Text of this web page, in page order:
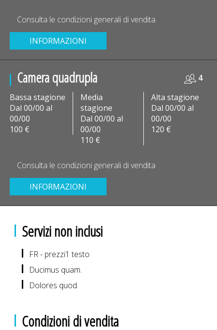
Consulta le condizioni generali di vendita
INFORMAZIONI
Camera quadrupla
4
Bassa stagione
Dal 00/00 al
00/00
100 €
Media
stagione
Dal 00/00 al
00/00
110 €
Alta stagione
Dal 00/00 al
00/00
120 €
Consulta le condizioni generali di vendita
INFORMAZIONI
Servizi non inclusi
FR - prezzi1 testo
Ducimus quam.
Dolores quod.
Condizioni di vendita